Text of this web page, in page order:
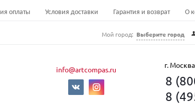
оплаты Условия доставки Гарантия и возврат О
Мой город: Выберите город
info@artcompas.ru г.
8
8